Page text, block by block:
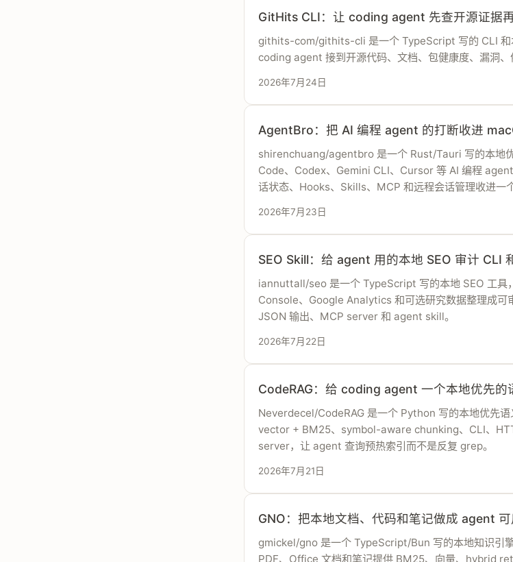
GitHits CLI：让 coding agent 先查开源证据
githits-com/githits-cli 是一个 TypeScript 写的 CLI 和
coding agent 接到开源代码、文档、包健康度、漏洞、
2026年7月24日
AgentBro：把 AI 编程 agent 的打断收进
shirenchuang/agentbro 是一个 Rust/Tauri 写的本地
Code、Codex、Gemini CLI、Cursor 等 AI 编程
话状态、Hooks、Skills、MCP 和远程会话管理收进一
2026年7月23日
SEO Skill：给 agent 用的本地 SEO 审计 CLI
iannuttall/seo 是一个 TypeScript 写的本地 SEO 工具
Console、Google Analytics 和可选研究数据整理成可
JSON 输出、MCP server 和 agent skill。
2026年7月22日
CodeRAG：给 coding agent 一个本地优先的
Neverdecel/CodeRAG 是一个 Python 写的本地优先
vector + BM25、symbol-aware chunking、CLI、
server，让 agent 查询预热索引而不是反复 grep。
2026年7月21日
GNO：把本地文档、代码和笔记做成 agent
gmickel/gno 是一个 TypeScript/Bun 写的本地知识引
PDF、Office 文档和笔记提供 BM25、向量、hybrid